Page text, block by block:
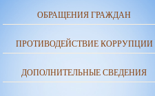
ОБРАЩЕНИЯ ГРАЖДАН
ПРОТИВОДЕЙСТВИЕ КОРРУПЦИИ
ДОПОЛНИТЕЛЬНЫЕ СВЕДЕНИЯ